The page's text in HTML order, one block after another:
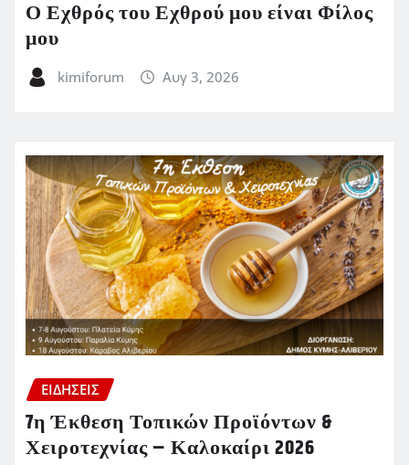
Ο Εχθρός του Εχθρού μου είναι Φίλος
μου
kimiforum Αυγ 3, 2026
ΕΙΔΗΣΕΙΣ
7η Έκθεση Τοπικών Προϊόντων &
Χειροτεχνίας – Καλοκαίρι 2026